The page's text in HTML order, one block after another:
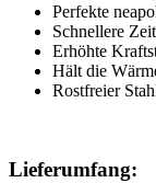
Perfekte
Schnellere
Erhöhte
Hält die
Rostfreier
Lieferumfang: